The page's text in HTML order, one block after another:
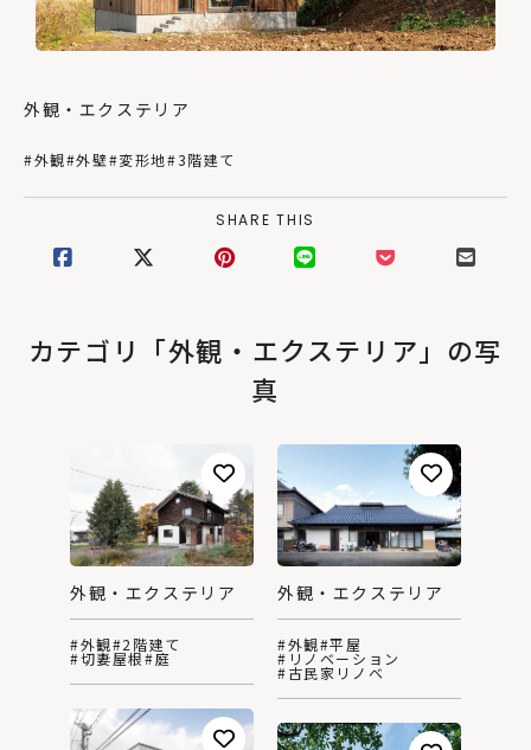
外観・エクステリア
#外観#外壁#変形地#3階建て
SHARE THIS
カテゴリ「外観・エクステリア」の写
真
外観・エクステリア
#外観#2階建て
#切妻屋根#庭
外観・エクステリア
#外観#平屋
#リノベーション
#古民家リノベ